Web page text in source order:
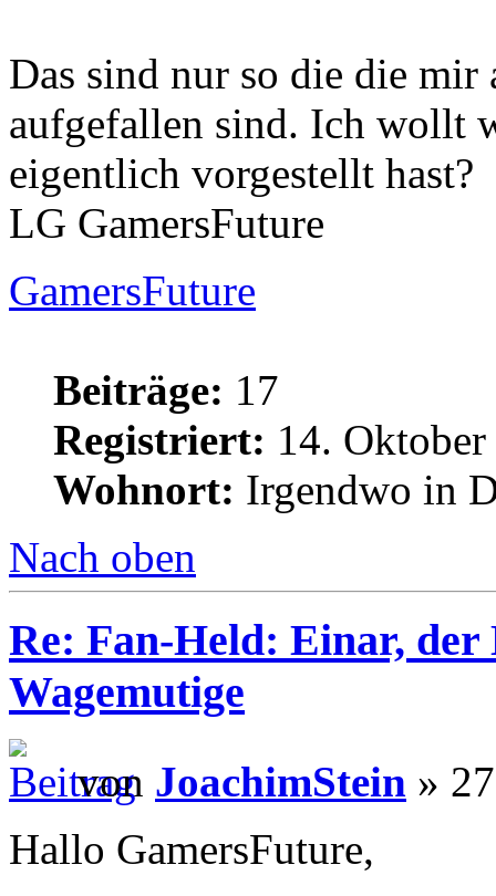
Das sind nur so die die
aufgefallen sind. Ich wollt
eigentlich vorgestellt hast?
LG GamersFuture
GamersFuture
Beiträge: 17
Registriert: 14.
Wohnort: Irgendwo in
Nach oben
Re: Fan-Held: Einar, der
Wagemutige
von JoachimStein »
Hallo GamersFuture,